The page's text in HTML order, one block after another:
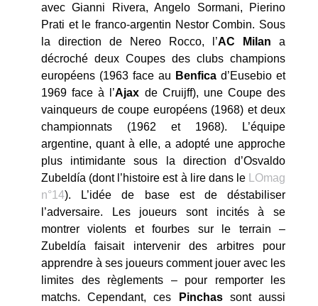
avec Gianni Rivera, Angelo Sormani, Pierino
Prati et le franco-argentin Nestor Combin. Sous
la direction de Nereo Rocco, l’AC Milan a
décroché deux Coupes des clubs champions
européens (1963 face au Benfica d’Eusebio et
1969 face à l’Ajax de Cruijff), une Coupe des
vainqueurs de coupe européens (1968) et deux
championnats (1962 et 1968). L’équipe
argentine, quant à elle, a adopté une approche
plus intimidante sous la direction d’Osvaldo
Zubeldía (dont l’histoire est à lire dans le
LOmag
n°14). L’idée de base est de déstabiliser
l’adversaire. Les joueurs sont incités à se
montrer violents et fourbes sur le terrain –
Zubeldía faisait intervenir des arbitres pour
apprendre à ses joueurs comment jouer avec les
limites des règlements – pour remporter les
matchs. Cependant, ces
Pinchassont aussi